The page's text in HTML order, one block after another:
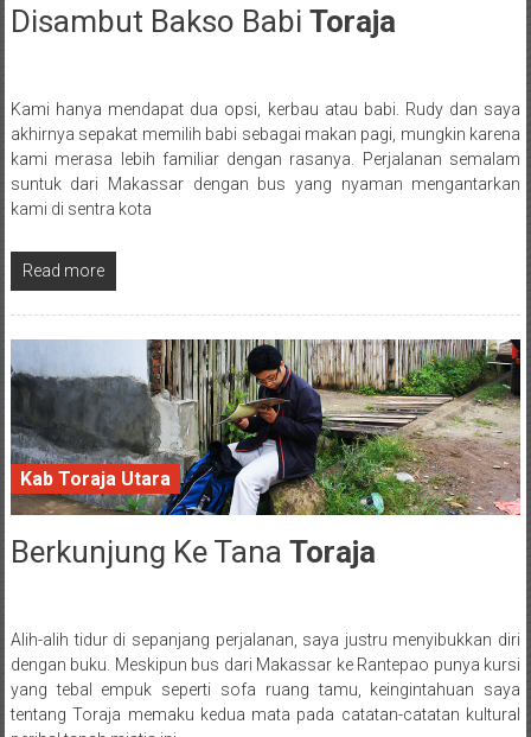
22 October 2016
Disambut Bakso Babi Toraja
Posted By: wirawan
Kami hanya mendapat dua opsi, kerbau atau babi. Rudy dan saya
akhirnya sepakat memilih babi sebagai makan pagi, mungkin karena
kami merasa lebih familiar dengan rasanya. Perjalanan semalam
suntuk dari Makassar dengan bus yang nyaman mengantarkan
kami di sentra kota
Read more
Kab Toraja Utara
21 October 2016
Berkunjung Ke Tana Toraja
Posted By: wirawan
Alih-alih tidur di sepanjang perjalanan, saya justru menyibukkan diri
dengan buku. Meskipun bus dari Makassar ke Rantepao punya kursi
yang tebal empuk seperti sofa ruang tamu, keingintahuan saya
tentang Toraja memaku kedua mata pada catatan-catatan kultural